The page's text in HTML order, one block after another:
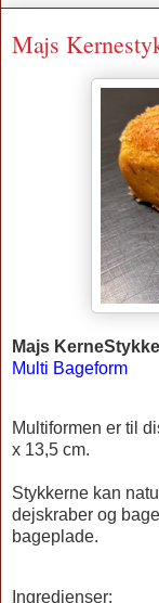
Majs
Majs
Multi Bageform
Multiformen er til
x 13,5 cm.
Stykkerne kan
dejskraber og
bageplade.
Ingredienser: